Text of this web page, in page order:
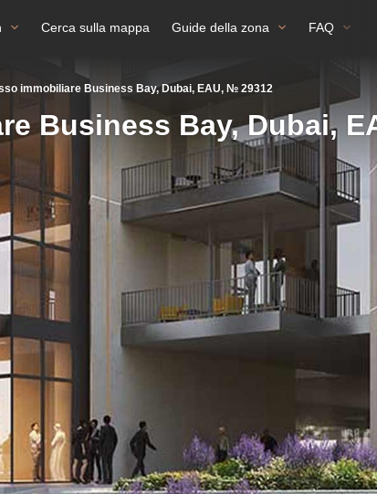
Cerca sulla mappa Guide della zona FAQ
immobiliare Business Bay, Dubai, EAU, № 29312
Business Bay, Dubai,